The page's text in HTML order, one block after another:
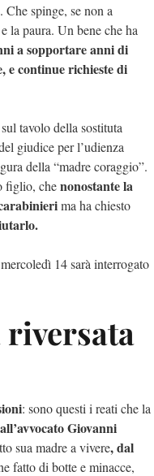
spinge, se non a
la paura. Un bene che ha
a sopportare anni di
e continue richieste di
tavolo della sostituta
giudice per l’udienza
della “madre coraggio”.
figlio, chenonostante la
ma ha chiesto
14 sarà interrogato
riversata
: sono questi i reati che la
Giovanni
sua madre a vivere, dal
fatto di botte e minacce,